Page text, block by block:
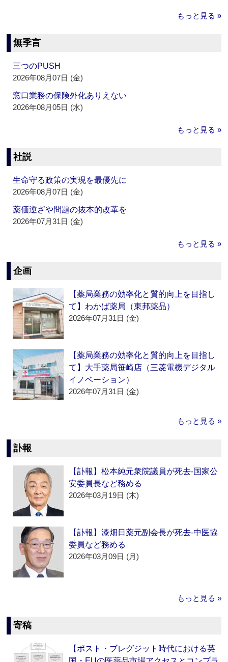
もっと見る »
無季言
三つのPUSH
2026年08月07日 (金)
窓口業務の保険外化ありえない
2026年08月05日 (水)
もっと見る »
社説
生命守る政策の実現を最優先に
2026年08月07日 (金)
薬価逆ざや問題の抜本的改革を
2026年07月31日 (金)
もっと見る »
企画
【薬局業務の効率化と質的向上を目指し
て】わかば薬局（東邦薬品）
2026年07月31日 (金)
【薬局業務の効率化と質的向上を目指し
て】大手薬局笹崎店（三菱電機デジタル
イノベーション）
2026年07月31日 (金)
もっと見る »
訃報
【訃報】松本純元衆院議員が死去‐国家公
安委員長など務める
2026年03月19日 (木)
【訃報】漆畑日薬元副会長が死去‐中医協
委員など務める
2026年03月09日 (月)
もっと見る »
寄稿
【ポスト・ブレグジット時代における英